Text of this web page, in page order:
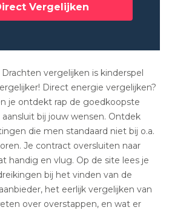
Vergelijken
vergelijken is kinderspel
Direct energie vergelijken?
je ontdekt rap de goedkoopste
bij jouw wensen. Ontdek
die men standaard niet bij o.a.
Je contract oversluiten naar
handig en vlug. Op de site lees je
bij het vinden van de
het eerlijk vergelijken van
over overstappen, en wat er